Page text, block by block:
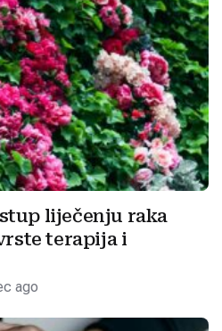
liječenju raka
terapija i
ago